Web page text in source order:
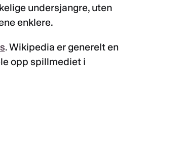
undersjangre, uten
enklere.
. Wikipedia er generelt en
opp spillmediet i